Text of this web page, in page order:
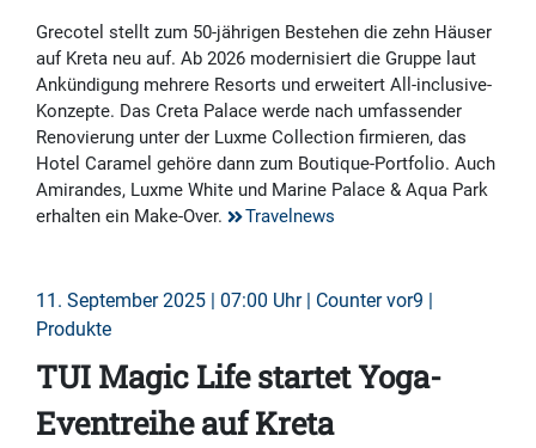
Grecotel stellt zum 50-jährigen Bestehen die zehn Häuser
auf Kreta neu auf. Ab 2026 modernisiert die Gruppe laut
Ankündigung mehrere Resorts und erweitert All-inclusive-
Konzepte. Das Creta Palace werde nach umfassender
Renovierung unter der Luxme Collection firmieren, das
Hotel Caramel gehöre dann zum Boutique-Portfolio. Auch
Amirandes, Luxme White und Marine Palace & Aqua Park
erhalten ein Make-Over.
Travelnews
11. September 2025 | 07:00 Uhr | Counter vor9 |
Produkte
TUI Magic Life startet Yoga-
Eventreihe auf Kreta